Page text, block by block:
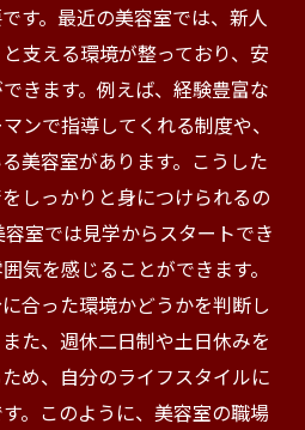
す。最近の美容室では、新人
支える環境が整っており、安
きます。例えば、経験豊富な
ンで指導してくれる制度や、
美容室があります。こうした
しっかりと身につけられるの
室では見学からスタートでき
気を感じることができます。
合った環境かどうかを判断し
た、週休二日制や土日休みを
め、自分のライフスタイルに
。このように、美容室の職場